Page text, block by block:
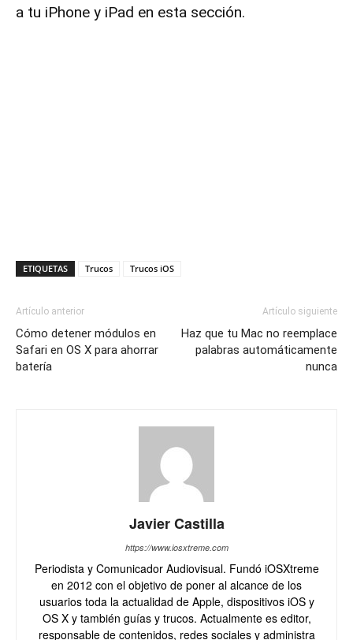
a tu iPhone y iPad en esta sección.
ETIQUETAS Trucos Trucos iOS
Artículo anterior
Cómo detener módulos en
Safari en OS X para ahorrar
batería
Artículo siguiente
Haz que tu Mac no reemplace
palabras automáticamente
nunca
Javier Castilla
https://www.iosxtreme.com
Periodista y Comunicador Audiovisual. Fundó iOSXtreme
en 2012 con el objetivo de poner al alcance de los
usuarios toda la actualidad de Apple, dispositivos iOS y
OS X y también guías y trucos. Actualmente es editor,
responsable de contenidos, redes sociales y administra